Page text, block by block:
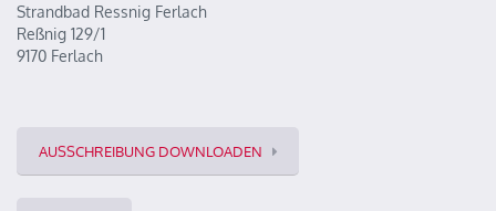
Strandbad Ressnig Ferlach
Reßnig 129/1
9170 Ferlach
AUSSCHREIBUNG DOWNLOADEN